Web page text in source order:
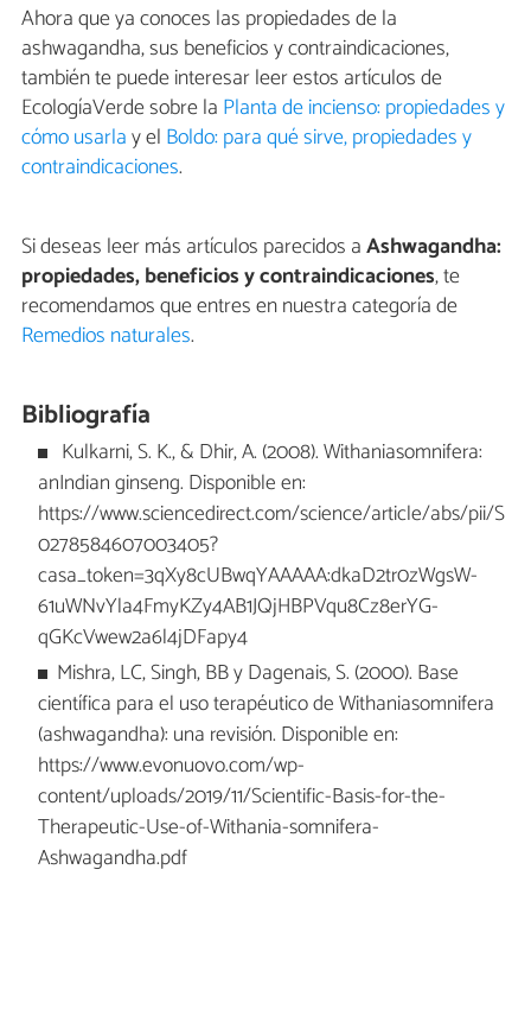
Ahora que ya conoces las propiedades de la
ashwagandha, sus beneficios y contraindicaciones,
también te puede interesar leer estos artículos de
EcologíaVerde sobre la Planta de incienso: propiedades y
cómo usarlay el Boldo: para qué sirve, propiedades y
contraindicaciones.
Si deseas leer más artículos parecidos aAshwagandha:
propiedades, beneficios y contraindicaciones, te
recomendamos que entres en nuestra categoría de
Remedios naturales.
Bibliografía
Kulkarni, S. K., & Dhir, A. (2008). Withaniasomnifera:
anIndian ginseng. Disponible en:
https://www.sciencedirect.com/science/article/abs/pii/S
0278584607003405?
casa_token=3qXy8cUBwqYAAAAA:dkaD2tr0zWgsW-
61uWNvYla4FmyKZy4AB1JQjHBPVqu8Cz8erYG-
qGKcVwew2a6l4jDFapy4
Mishra, LC, Singh, BB y Dagenais, S. (2000). Base
científica para el uso terapéutico de Withaniasomnifera
(ashwagandha): una revisión. Disponible en:
https://www.evonuovo.com/wp-
content/uploads/2019/11/Scientific-Basis-for-the-
Therapeutic-Use-of-Withania-somnifera-
Ashwagandha.pdf